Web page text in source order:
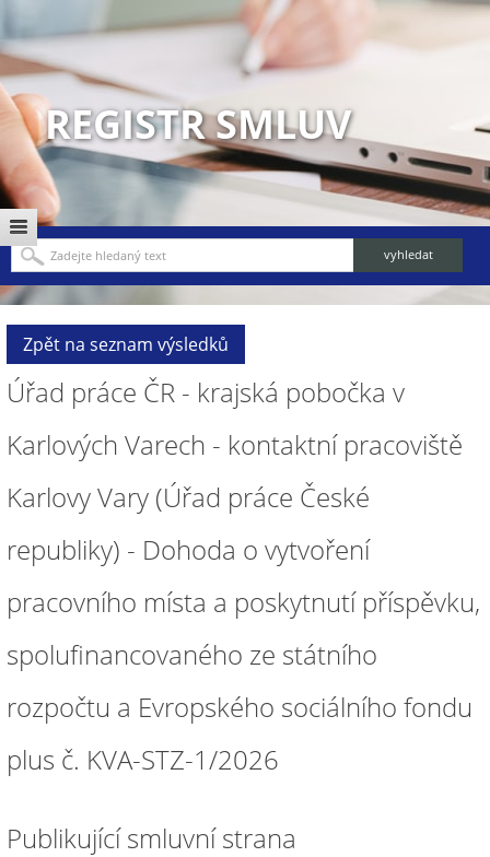
REGISTR SMLUV
Zpět na seznam výsledků
Úřad práce ČR - krajská pobočka v
Karlových Varech - kontaktní pracoviště
Karlovy Vary (Úřad práce České
republiky) - Dohoda o vytvoření
pracovního místa a poskytnutí příspěvku,
spolufinancovaného ze státního
rozpočtu a Evropského sociálního fondu
plus č. KVA-STZ-1/2026
Publikující smluvní strana